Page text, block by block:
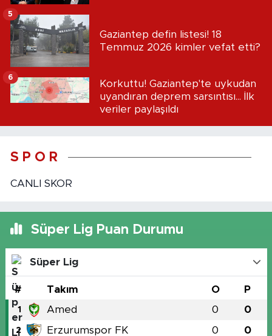
Gaziantep defin listesi! 18
Temmuz 2026 kimler vefat etti?
5
Korkuttu! Gaziantep'te uykudan
uyandıran deprem sarsıntısı... İlk
veriler paylaşıldı
6
S P O R
CANLI SKOR
Süper Lig Puan Durumu
Süper Lig
# Takım O P
1 Amed 0 0
2 Erzurumspor FK 0 0